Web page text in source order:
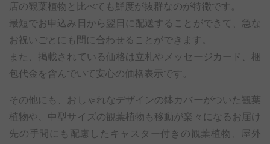
店の観葉植物と比べても鮮度が抜群なのが特徴です。
最短でお申込み日から翌日に配送することができて、急な
お祝いごとにも間に合わせることができます。
また、掲載されている価格は立札やメッセージカード、梱
包代金を含んでいて安心の価格表示です。
その他にも、おしゃれなデザインの鉢カバーがついた観葉
植物や、中型サイズの観葉植物も移動が楽々になるお届け
先の手間にも配慮したキャスター付きの観葉植物、屋外